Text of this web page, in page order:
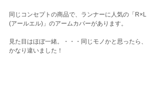
同じコンセプトの商品で、ランナーに人気の「R×L
(アールエル)」のアームカバーがあります。
見た目はほぼ一緒。・・・同じモノかと思ったら、
かなり違いました！